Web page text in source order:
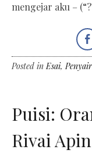
mengejar aku –
Posted inEsai,Penyair
Puisi:
Rivai Apin